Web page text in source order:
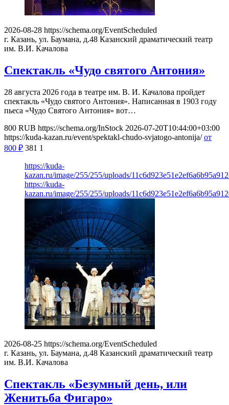
2026-08-28 https://schema.org/EventScheduled
г. Казань, ул. Баумана, д.48 Казанский драматический театр
им. В.И. Качалова
Спектакль «Чудо святого Антония»
28 августа 2026 года в театре им. В. И. Качалова пройдет
спектакль «Чудо святого Антония». Написанная в 1903 году
пьеса «Чудо Святого Антония» вот…
800 RUB https://schema.org/InStock 2026-07-20T10:44:00+03:00
https://kuda-kazan.ru/event/spektakl-chudo-svjatogo-antonija/ от
800 ₽ 381 1
https://kuda-
kazan.ru/image/255/255/uploads/
https://kuda-
kazan.ru/image/255/255/uploads/
2026-08-25 https://schema.org/EventScheduled
г. Казань, ул. Баумана, д.48 Казанский драматический театр
им. В.И. Качалова
Спектакль «Безумный день, или
Женитьба Фигаро»